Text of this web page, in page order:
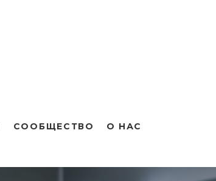
СООБЩЕСТВО О НАС